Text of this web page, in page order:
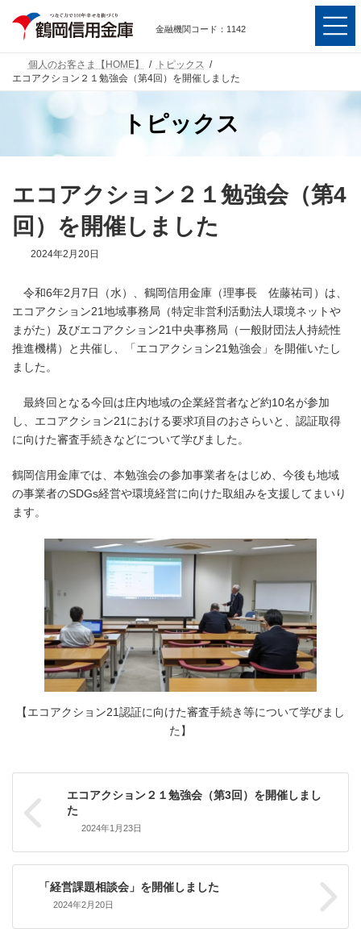
ス
ン
金融機関コード：1142
個人のお客さま【HOME】
トピックス
エコアクション２１勉強会（第4回）を開催しました
トピックス
エコアクション２１勉強会（第4
回）を開催しました
2024年2月20日
令和6年2月7日（水）、鶴岡信用金庫（理事長 佐藤祐司）は、
エコアクション21地域事務局（特定非営利活動法人環境ネットや
まがた）及びエコアクション21中央事務局（一般財団法人持続性
推進機構）と共催し、「エコアクション21勉強会」を開催いたし
ました。
最終回となる今回は庄内地域の企業経営者など約10名が参加
し、エコアクション21における要求項目のおさらいと、認証取得
に向けた審査手続きなどについて学びました。
鶴岡信用金庫では、本勉強会の参加事業者をはじめ、今後も地域
の事業者のSDGs経営や環境経営に向けた取組みを支援してまいり
ます。
【エコアクション21認証に向けた審査手続き等について学びまし
た】
エコアクション２１勉強会（第3回）を開催しまし
た
2024年1月23日
「経営課題相談会」を開催しました
2024年2月20日